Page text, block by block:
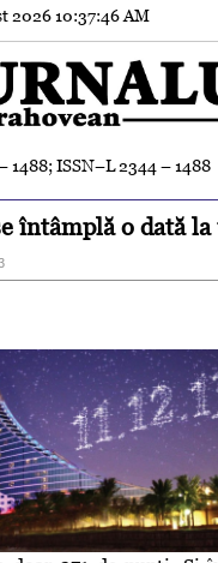
202610:37:48 AM
1488; ISSN–L 2344 – 1488
întâmplă o dată